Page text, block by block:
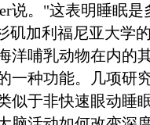
说。"这表明睡眠
矶加利福尼亚大学
洋哺乳动物在内的
一种功能。几项研
似于非快速眼动睡